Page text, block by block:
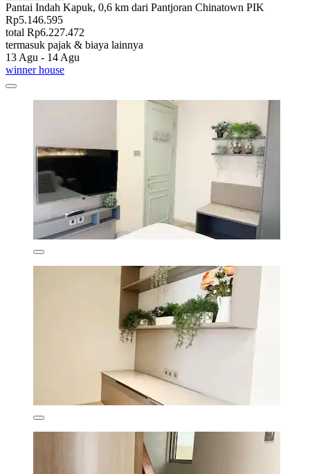
Pantai Indah Kapuk, 0,6 km dari Pantjoran Chinatown PIK
Rp5.146.595
total Rp6.227.472
termasuk pajak & biaya lainnya
13 Agu - 14 Agu
winner house